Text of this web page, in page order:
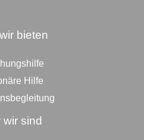
bieten
Hilfe
wir sind